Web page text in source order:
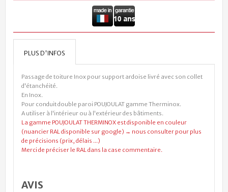
PLUS D'INFOS
Passage de toiture Inox pour support ardoise livré avec son collet
d'étanchéité.
En Inox.
Pour conduit double paroi POUJOULAT gamme Therminox.
A utiliser à l'intérieur ou à l'extérieur des bâtiments.
La gamme POUJOULAT THERMINOX est disponible en couleur
(nuancier RAL disponible sur google) → nous consulter pour plus
de précisions (prix, délais ...)
Merci de préciser le RAL dans la case commentaire.
AVIS